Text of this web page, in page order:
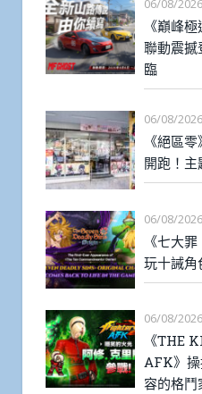
06/08/2026
《巔峰
聯動震撼
臨
06/08/2026
《絕區
開跑！
06/08/2026
《七大
玩十誡角
06/08/2026
《THE
AFK》
容的格鬥